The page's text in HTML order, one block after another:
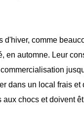
d'hiver, comme
en automne. Leur
dans un local frais et
chocs et doivent